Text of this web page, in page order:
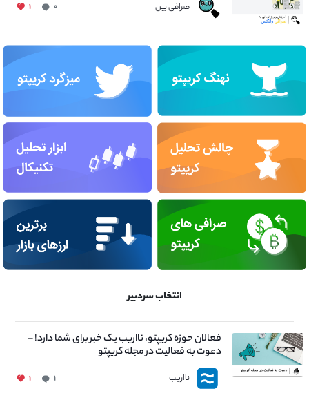
صرافی بین ۰ ۱
انتخاب سردبیر
فعالان حوزه کریپتو، نااریب یک خبر برای شما دارد! –
دعوت به فعالیت در مجله کریپتو
نااریب ۱ ۱